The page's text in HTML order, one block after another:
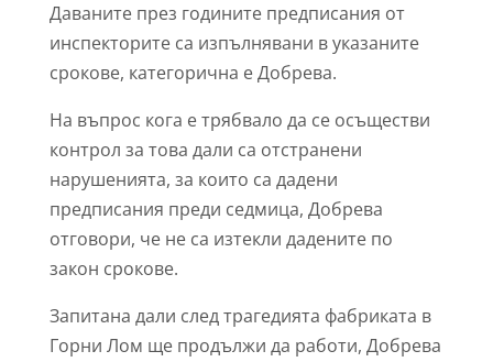
Даваните през годините предписания от
инспекторите са изпълнявани в указаните
срокове, категорична е Добрева.
На въпрос кога е трябвало да се осъществи
контрол за това дали са отстранени
нарушенията, за които са дадени
предписания преди седмица, Добрева
отговори, че не са изтекли дадените по
закон срокове.
Запитана дали след трагедията фабриката в
Горни Лом ще продължи да работи, Добрева